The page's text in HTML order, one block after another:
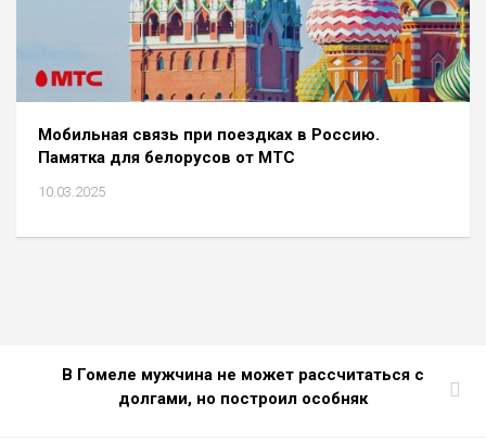
Мобильная связь при поездках в Россию.
Памятка для белорусов от МТС
10.03.2025
В Гомеле мужчина не может рассчитаться с
долгами, но построил особняк